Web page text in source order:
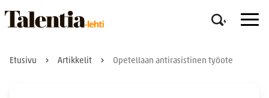
Etusivu Artikkelit Opetellaan antirasistinen työote